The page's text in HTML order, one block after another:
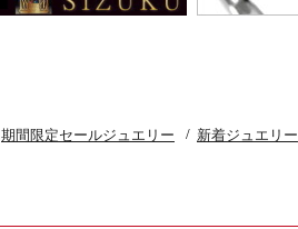
期間限定セールジュエリー / 新着ジュエリー